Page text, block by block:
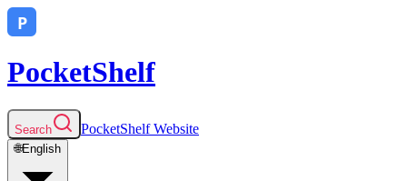
PocketShelf
Search PocketShelfWebsite
🌐English